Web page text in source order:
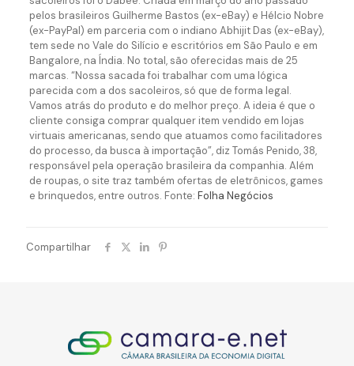
pelos brasileiros Guilherme Bastos (ex-eBay) e Hélcio Nobre
(ex-PayPal) em parceria com o indiano Abhijit Das (ex-eBay),
tem sede no Vale do Silício e escritórios em São Paulo e em
Bangalore, na Índia. No total, são oferecidas mais de 25
marcas. “Nossa sacada foi trabalhar com uma lógica
parecida com a dos sacoleiros, só que de forma legal.
Vamos atrás do produto e do melhor preço. A ideia é que o
cliente consiga comprar qualquer item vendido em lojas
virtuais americanas, sendo que atuamos como facilitadores
do processo, da busca à importação”, diz Tomás Penido, 38,
responsável pela operação brasileira da companhia. Além
de roupas, o site traz também ofertas de eletrônicos, games
e brinquedos, entre outros. Fonte: Folha Negócios
Compartilhar